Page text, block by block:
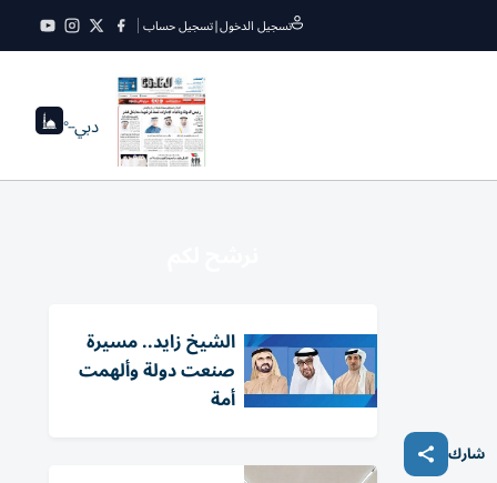
تسجيل الدخول|تسجيل حساب
دبي--°
شارك
الشيخ زايد.. مسيرة
صنعت دولة وألهمت
أمة